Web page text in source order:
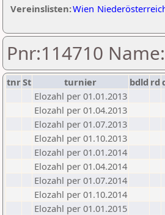
Vereinslisten:Wien
Pnr:114710
tnrSt turnier bdld rd
Elozahl per 01.01.2013
Elozahl per 01.04.2013
Elozahl per 01.07.2013
Elozahl per 01.10.2013
Elozahl per 01.01.2014
Elozahl per 01.04.2014
Elozahl per 01.07.2014
Elozahl per 01.10.2014
Elozahl per 01.01.2015